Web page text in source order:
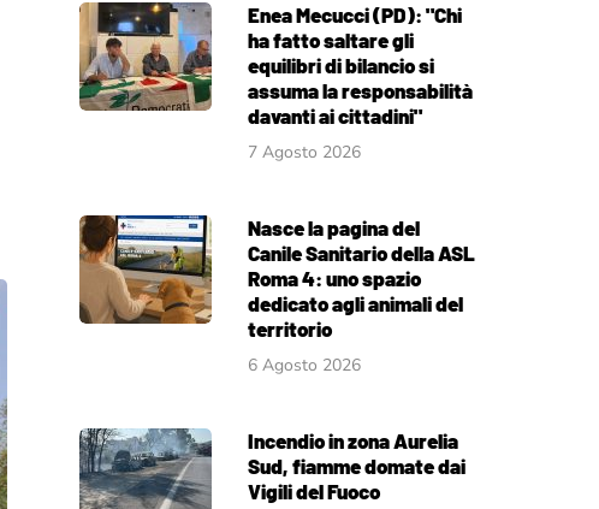
Enea Mecucci (PD): "Chi
ha fatto saltare gli
equilibri di bilancio si
assuma la responsabilità
davanti ai cittadini"
7 Agosto 2026
Nasce la pagina del
Canile Sanitario della ASL
Roma 4: uno spazio
dedicato agli animali del
territorio
6 Agosto 2026
Incendio in zona Aurelia
Sud, fiamme domate dai
Vigili del Fuoco